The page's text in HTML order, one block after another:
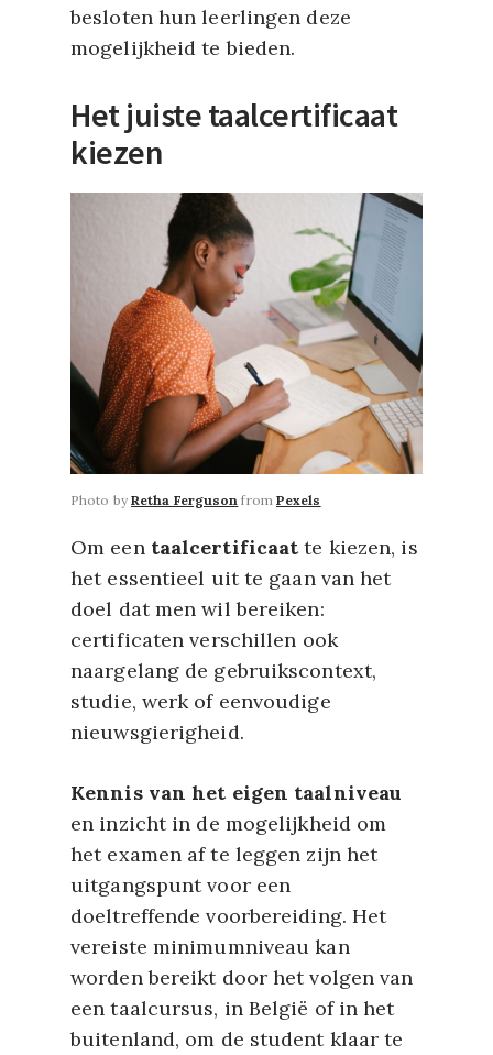
besloten hun leerlingen deze
mogelijkheid te bieden.
Het juiste taalcertificaat
kiezen
Photo by Retha Ferguson from Pexels
Om een taalcertificaat te kiezen, is
het essentieel uit te gaan van het
doel dat men wil bereiken:
certificaten verschillen ook
naargelang de gebruikscontext,
studie, werk of eenvoudige
nieuwsgierigheid.
Kennis van het eigen taalniveau
en inzicht in de mogelijkheid om
het examen af te leggen zijn het
uitgangspunt voor een
doeltreffende voorbereiding. Het
vereiste minimumniveau kan
worden bereikt door het volgen van
een taalcursus, in België of in het
buitenland, om de student klaar te